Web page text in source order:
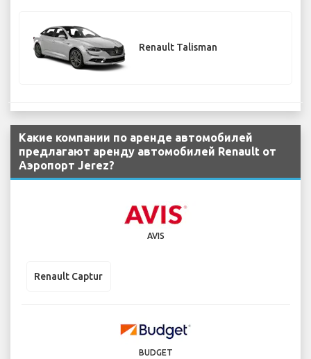
Renault Talisman
Какие компании по аренде автомобилей
предлагают аренду автомобилей Renault от
Аэропорт Jerez?
AVIS
Renault Captur
BUDGET